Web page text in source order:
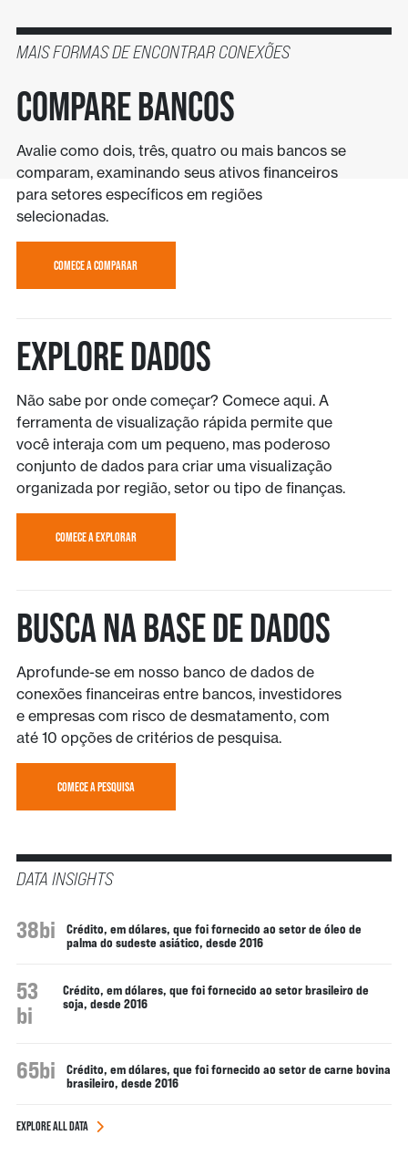
MAIS FORMAS DE ENCONTRAR CONEXÕES
Compare bancos
Avalie como dois, três, quatro ou mais bancos se
comparam, examinando seus ativos financeiros
para setores específicos em regiões
selecionadas.
COMECE A COMPARAR
Explore Dados
Não sabe por onde começar? Comece aqui. A
ferramenta de visualização rápida permite que
você interaja com um pequeno, mas poderoso
conjunto de dados para criar uma visualização
organizada por região, setor ou tipo de finanças.
COMECE A EXPLORAR
Busca na base de dados
Aprofunde-se em nosso banco de dados de
conexões financeiras entre bancos, investidores
e empresas com risco de desmatamento, com
até 10 opções de critérios de pesquisa.
COMECE A PESQUISA
DATA INSIGHTS
38bi
Crédito, em dólares, que foi fornecido ao setor de óleo de
palma do sudeste asiático, desde 2016
53
bi
Crédito, em dólares, que foi fornecido ao setor brasileiro de
soja, desde 2016
65bi
Crédito, em dólares, que foi fornecido ao setor de carne bovina
brasileiro, desde 2016
EXPLORE ALL DATA